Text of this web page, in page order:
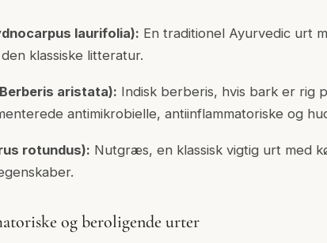
laurifolia): En traditionel Ayurvedic urt
klassiske litteratur.
aristata): Indisk berberis, hvis bark er rig
antimikrobielle, antiinflammatoriske og
rotundus): Nutgræs, en klassisk vigtig urt med
og beroligende urter